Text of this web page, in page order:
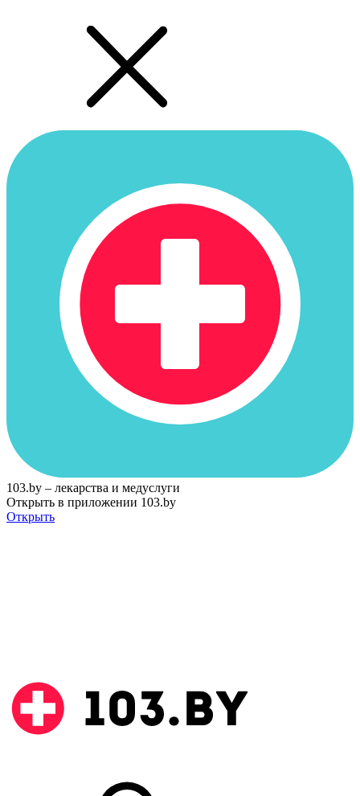
103.by – лекарства и медуслуги
Открыть в приложении 103.by
Открыть